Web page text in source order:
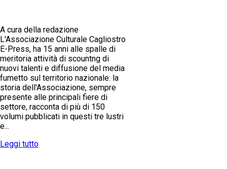
A cura della redazione
L'Associazione Culturale Cagliostro
E-Press, ha 15 anni alle spalle di
meritoria attività di scountng di
nuovi talenti e diffusione del media
fumetto sul territorio nazionale: la
storia dell'Associazione, sempre
presente alle principali fiere di
settore, racconta di più di 150
volumi pubblicati in questi tre lustri
e...
Leggi tutto